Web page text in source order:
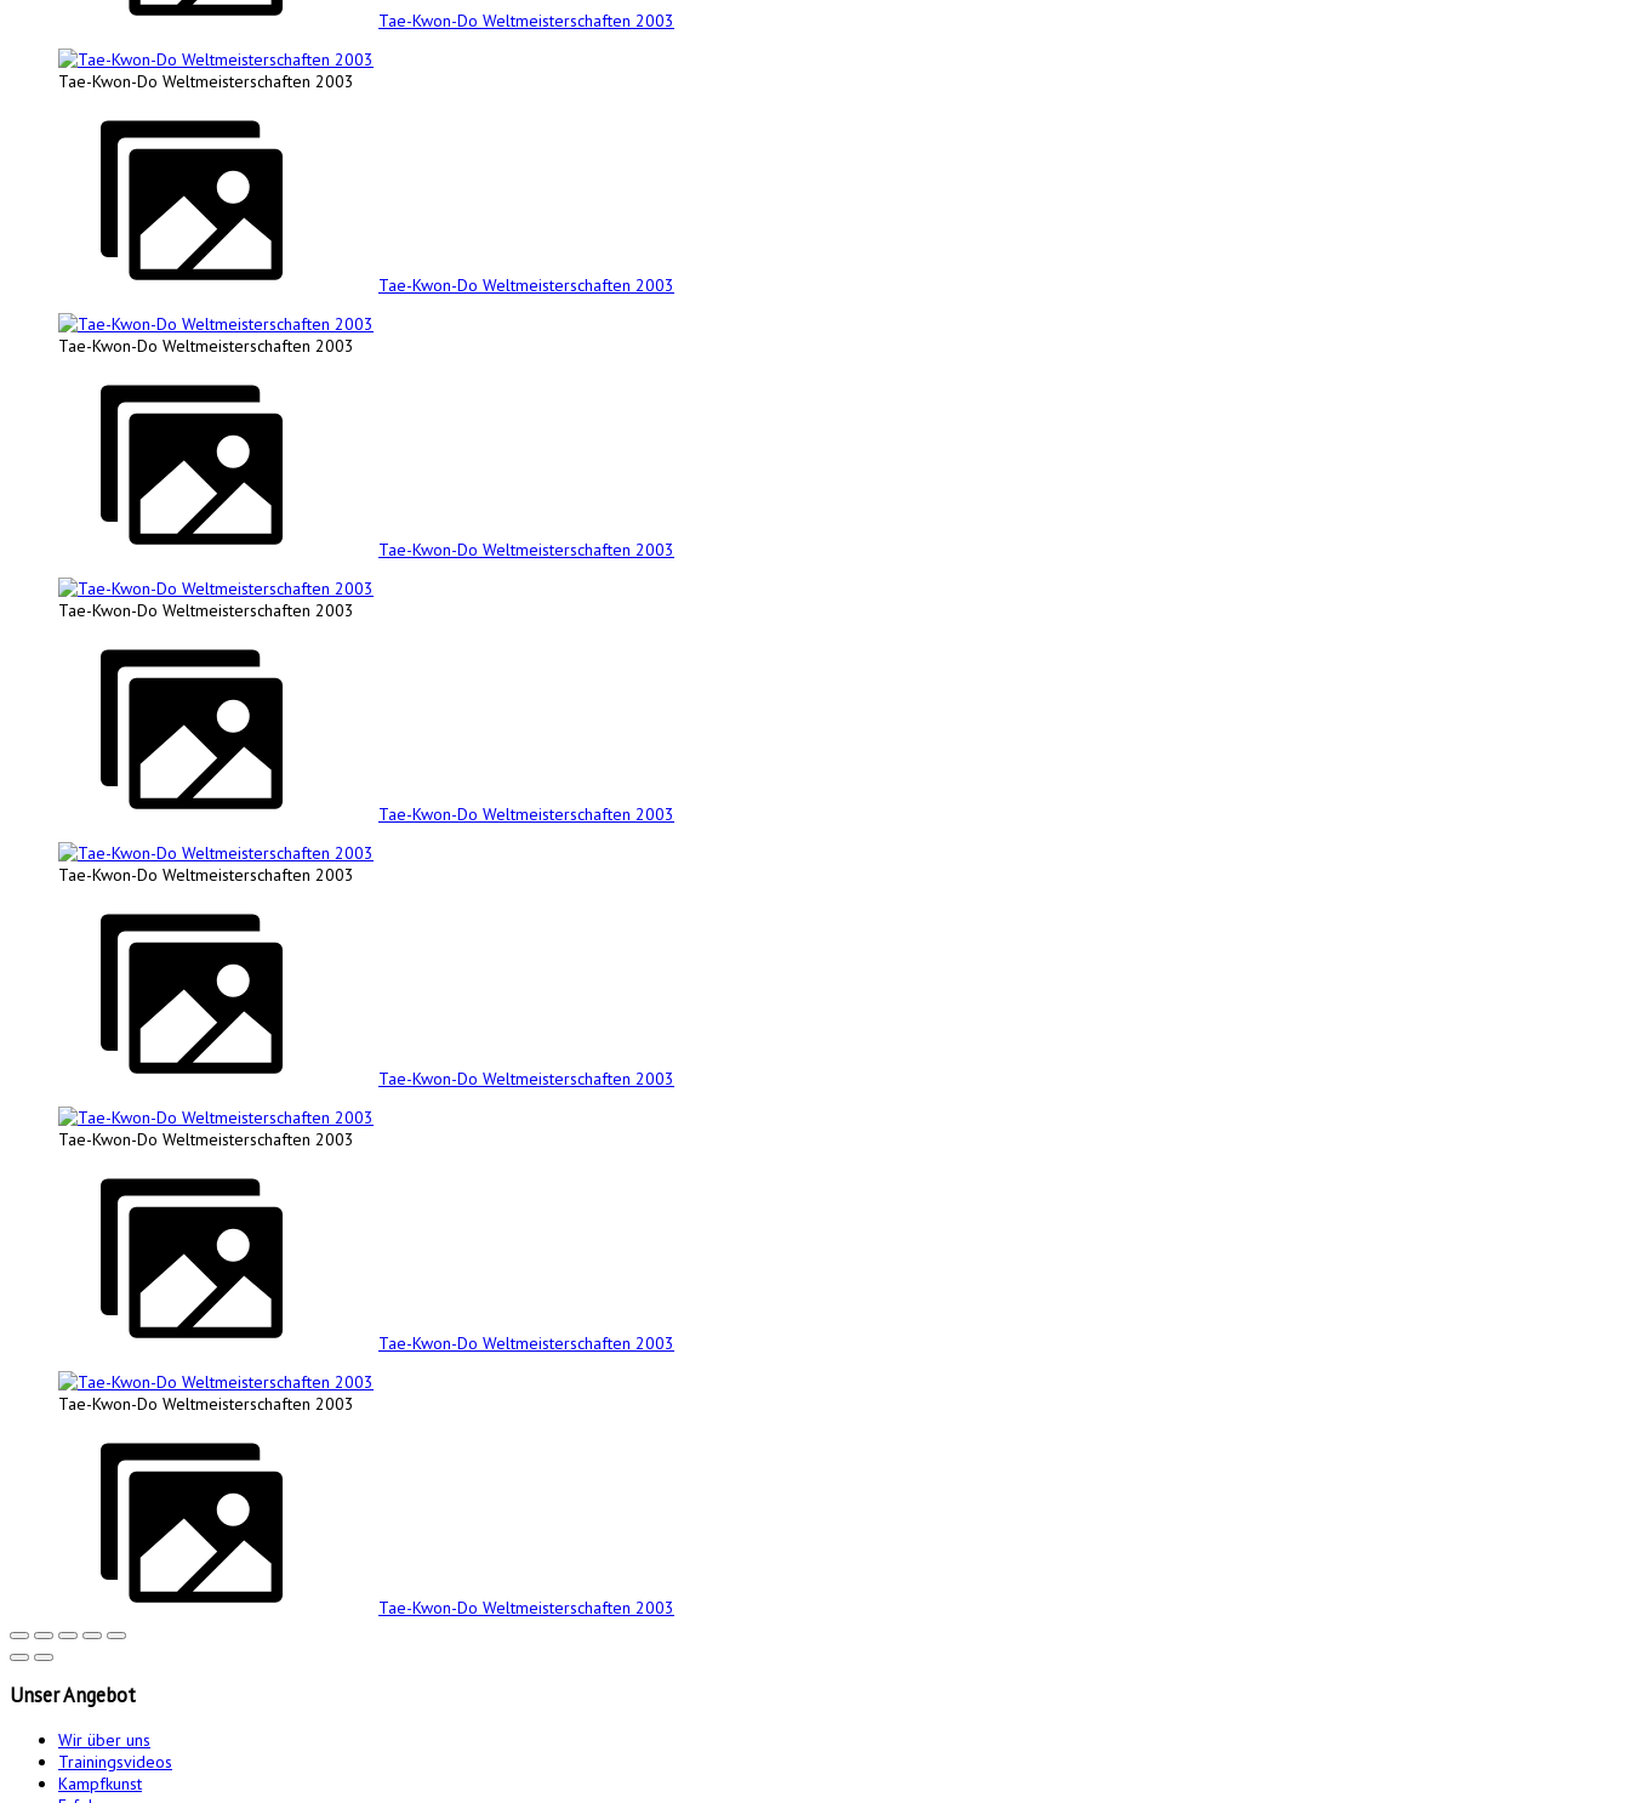
Tae-Kwon-Do Weltmeisterschaften 2003
Tae-Kwon-Do Weltmeisterschaften 2003
Tae-Kwon-Do Weltmeisterschaften 2003
Tae-Kwon-Do Weltmeisterschaften 2003
Tae-Kwon-Do Weltmeisterschaften 2003
Tae-Kwon-Do Weltmeisterschaften 2003
Tae-Kwon-Do Weltmeisterschaften 2003
Tae-Kwon-Do Weltmeisterschaften 2003
Tae-Kwon-Do Weltmeisterschaften 2003
Tae-Kwon-Do Weltmeisterschaften 2003
Tae-Kwon-Do Weltmeisterschaften 2003
Tae-Kwon-Do Weltmeisterschaften 2003
Tae-Kwon-Do Weltmeisterschaften 2003
UnserAngebot
Wir über uns
Trainingsvideos
Kampfkunst